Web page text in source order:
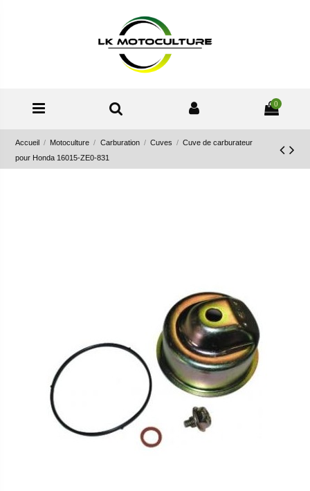
0
Accueil Motoculture Carburation Cuves
Cuve de carburateur
pour Honda 16015-ZE0-831